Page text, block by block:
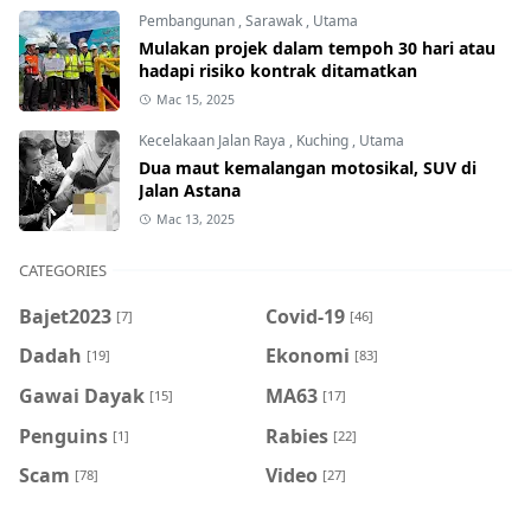
Pembangunan ,Sarawak , Utama
Mulakan projek dalam tempoh 30 hari atau
hadapi risiko kontrak ditamatkan
Mac 15, 2025
Kecelakaan Jalan Raya , Kuching , Utama
Dua maut kemalangan motosikal, SUV di
Jalan Astana
Mac 13, 2025
CATEGORIES
Bajet2023 [7] Covid-19 [46]
Dadah [19] Ekonomi [83]
Gawai Dayak [15] MA63 [17]
Penguins [1] Rabies [22]
Scam [78] Video [27]